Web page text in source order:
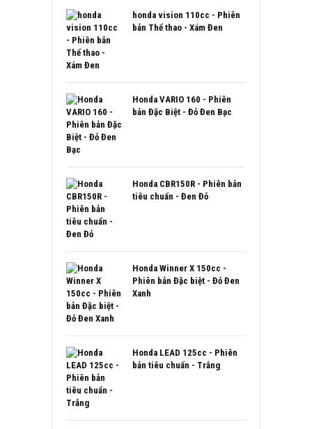
sao
honda vision 110cc - Phiên
bản Thể thao - Xám Đen
Honda VARIO 160 - Phiên
bản Đặc Biệt - Đỏ Đen Bạc
Honda CBR150R - Phiên bản
tiêu chuẩn - Đen Đỏ
Honda Winner X 150cc -
Phiên bản Đặc biệt - Đỏ Đen
Xanh
Honda LEAD 125cc - Phiên
bản tiêu chuẩn - Trắng